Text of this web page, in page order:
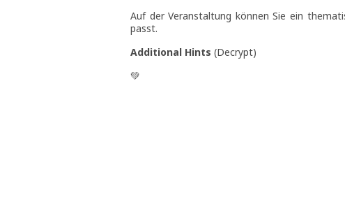
Auf der Veranstaltung können Sie ein
passt.
Additional Hints (Decrypt)
💚